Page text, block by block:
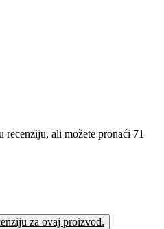
ali možete pronaći 71
za ovaj proizvod.